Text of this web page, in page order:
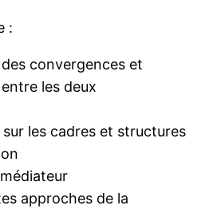
:
convergences et
les deux
sur les cadres et structures
approches de la